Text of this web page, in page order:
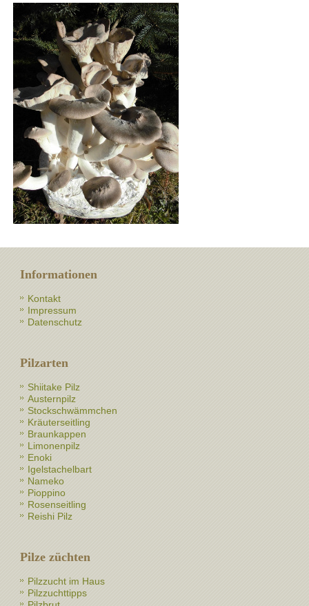
Informationen
Kontakt
Impressum
Datenschutz
Pilzarten
Shiitake Pilz
Austernpilz
Stockschwämmchen
Kräuterseitling
Braunkappen
Limonenpilz
Enoki
Igelstachelbart
Nameko
Pioppino
Rosenseitling
Reishi Pilz
Pilze züchten
Pilzzucht im Haus
Pilzzuchttipps